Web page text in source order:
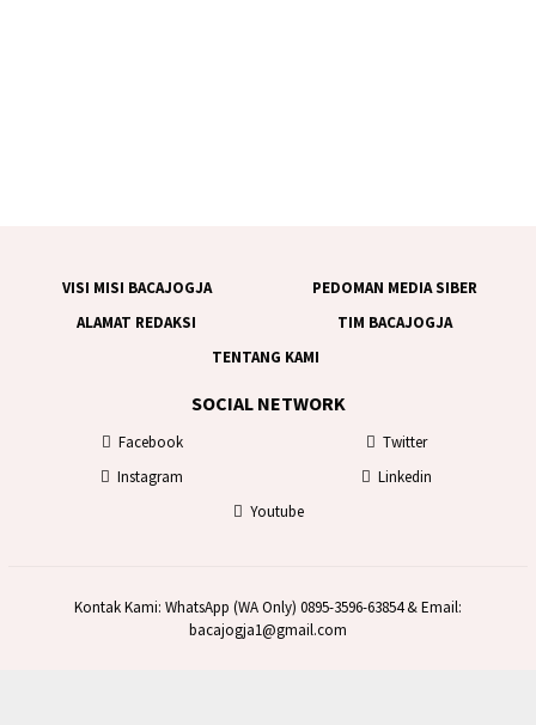
VISI MISI BACAJOGJA
PEDOMAN MEDIA SIBER
ALAMAT REDAKSI
TIM BACAJOGJA
TENTANG KAMI
SOCIAL NETWORK
Facebook
Twitter
Instagram
Linkedin
Youtube
Kontak Kami: WhatsApp (WA Only) 0895-3596-63854 & Email:
bacajogja1@gmail.com